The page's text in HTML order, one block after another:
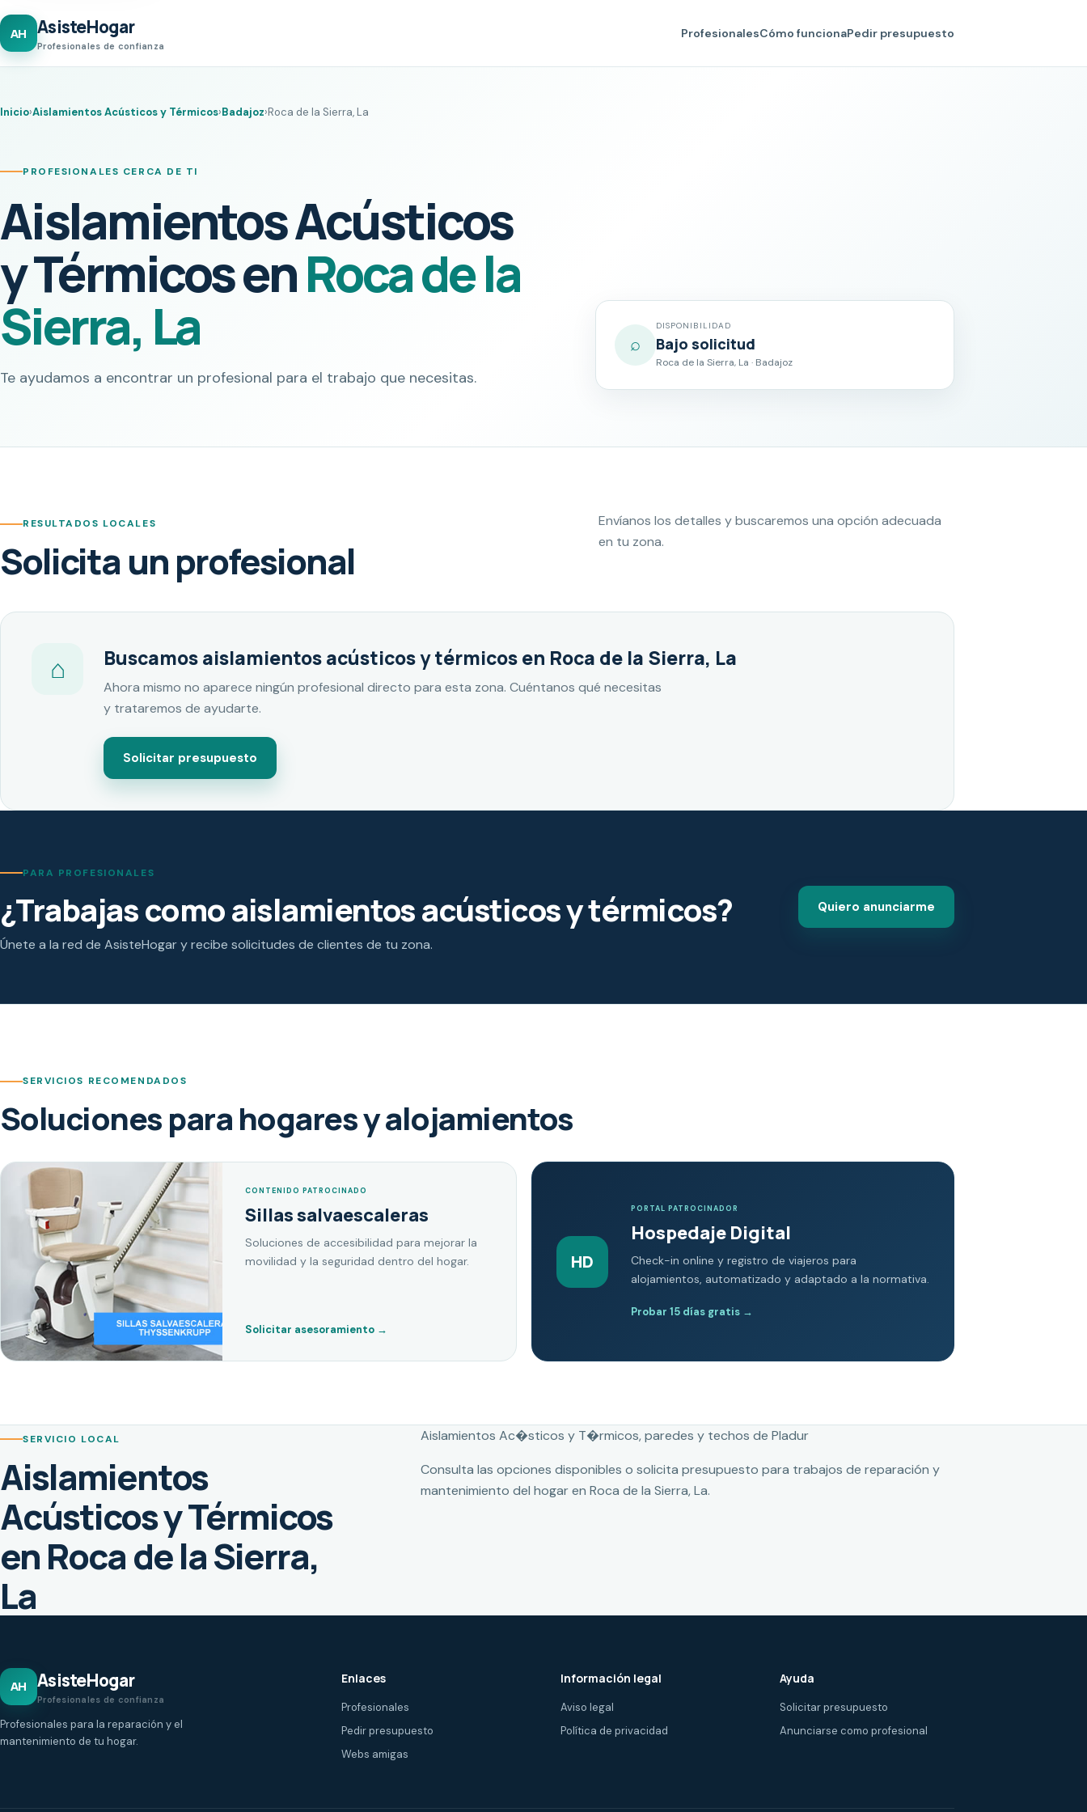
AH AsisteHogar
Profesionales de confianza
ProfesionalesCómo funcionaPedir presupuesto
Inicio›Aislamientos Acústicos y Térmicos›Badajoz›Roca de la Sierra, La
PROFESIONALES CERCA DE TI
Aislamientos Acústicos
y Térmicos enRoca de la
Sierra, La
Te ayudamos a encontrar un profesional para el trabajo que necesitas.
⌕
DISPONIBILIDAD
Bajo solicitud
Roca de la Sierra, La · Badajoz
RESULTADOS LOCALES
Solicita un profesional
Envíanos los detalles y buscaremos una opción adecuada
en tu zona.
⌂ Buscamos aislamientos acústicos y térmicos en Roca de la Sierra, La
Ahora mismo no aparece ningún profesional directo para esta zona. Cuéntanos qué necesitas
y trataremos de ayudarte.
Solicitar presupuesto
PARA PROFESIONALES
¿Trabajas como aislamientos acústicos y térmicos?
Únete a la red de AsisteHogar y recibe solicitudes de clientes de tu zona.
Quiero anunciarme
SERVICIOS RECOMENDADOS
Soluciones para hogares y alojamientos
CONTENIDO PATROCINADO
Sillas salvaescaleras
Soluciones de accesibilidad para mejorar la
movilidad y la seguridad dentro del hogar.
Solicitar asesoramiento →
HD
PORTAL PATROCINADOR
Hospedaje Digital
Check-in online y registro de viajeros para
alojamientos, automatizado y adaptado a la normativa.
Probar 15 días gratis →
SERVICIO LOCAL
Aislamientos
Acústicos y Térmicos
en Roca de la Sierra,
La
Aislamientos Ac�sticos y T�rmicos, paredes y techos de Pladur
Consulta las opciones disponibles o solicita presupuesto para trabajos de reparación y
mantenimiento del hogar en Roca de la Sierra, La.
AH AsisteHogar
Profesionales de confianza
Profesionales para la reparación y el
mantenimiento de tu hogar.
Enlaces
Profesionales
Pedir presupuesto
Webs amigas
Información legal
Aviso legal
Política de privacidad
Ayuda
Solicitar presupuesto
Anunciarse como profesional